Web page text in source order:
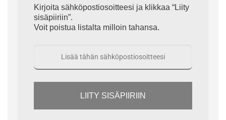
Kirjoita sähköpostiosoitteesi ja klikkaa “Liity
sisäpiiriin”.
Voit poistua listalta milloin tahansa.
LIITY SISÄPIIRIIN